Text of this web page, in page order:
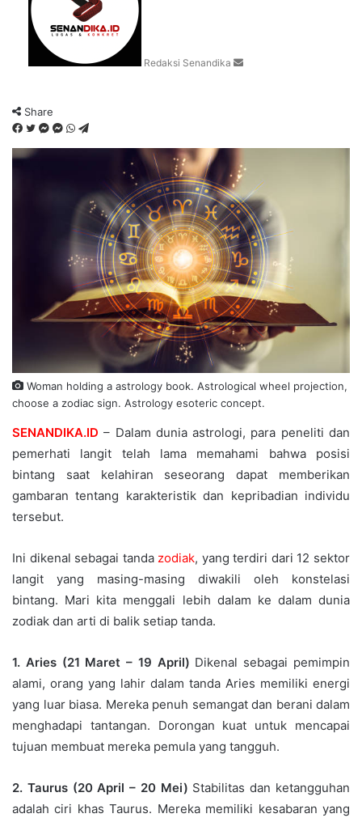
Redaksi Senandika
Share
Facebook
Twitter
Messenger
Messenger
WhatsApp
Telegram
Woman holding a astrology book. Astrological wheel projection,
choose a zodiac sign. Astrology esoteric concept.
SENANDIKA.ID – Dalam dunia astrologi, para peneliti dan
pemerhati langit telah lama memahami bahwa posisi
bintang saat kelahiran seseorang dapat memberikan
gambaran tentang karakteristik dan kepribadian individu
tersebut.
Ini dikenal sebagai tandazodiak, yang terdiri dari 12 sektor
langit yang masing-masing diwakili oleh konstelasi
bintang. Mari kita menggali lebih dalam ke dalam dunia
zodiak dan arti di balik setiap tanda.
1. Aries (21 Maret – 19 April) Dikenal sebagai pemimpin
alami, orang yang lahir dalam tanda Aries memiliki energi
yang luar biasa. Mereka penuh semangat dan berani dalam
menghadapi tantangan. Dorongan kuat untuk mencapai
tujuan membuat mereka pemula yang tangguh.
2. Taurus (20 April – 20 Mei) Stabilitas dan ketangguhan
adalah ciri khas Taurus. Mereka memiliki kesabaran yang